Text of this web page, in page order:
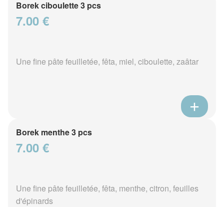
Borek ciboulette 3 pcs
7.00 €
Une fine pâte feuilletée, fêta, miel, ciboulette, zaâtar
Borek menthe 3 pcs
7.00 €
Une fine pâte feuilletée, fêta, menthe, citron, feuilles
d'épinards